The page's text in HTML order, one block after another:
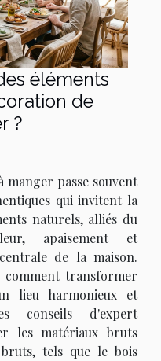
éléments
de
?
manger passe souvent
qui invitent la
naturels, alliés du
apaisement et
de la maison.
comment transformer
lieu harmonieux et
conseils d'expert
les matériaux bruts
tels que le bois